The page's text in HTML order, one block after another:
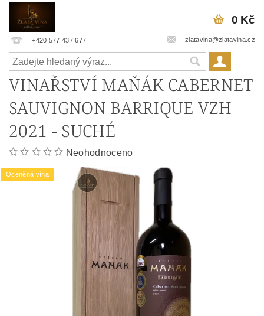
+420 577 437 677 zlatavina@zlatavina.cz
0 Kč
VINAŘSTVÍ MAŇÁK CABERNET
SAUVIGNON BARRIQUE VZH
2021 - SUCHÉ
Neohodnoceno
Oceněná vína